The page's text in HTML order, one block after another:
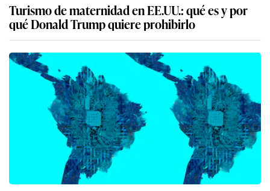
Turismo de maternidad en EE.UU.: qué es y por
qué Donald Trump quiere prohibirlo